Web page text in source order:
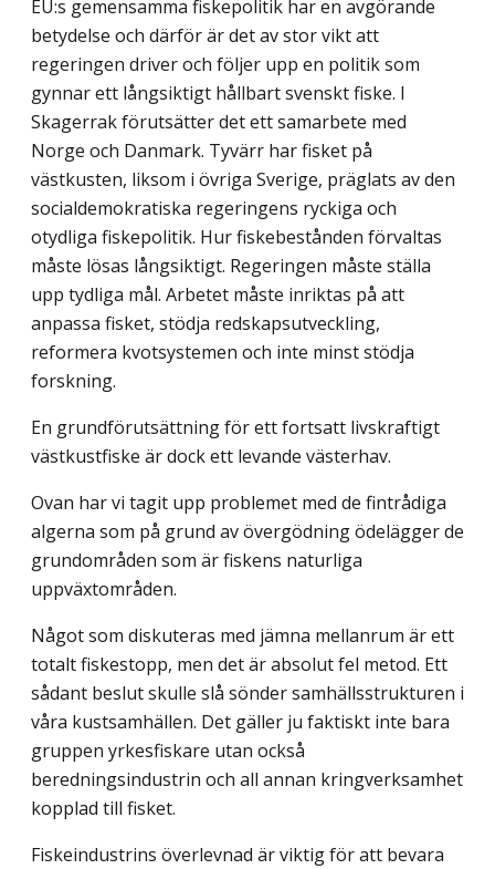
EU:s gemensamma fiskepolitik har en avgörande
betydelse och därför är det av stor vikt att
regeringen driver och följer upp en politik som
gynnar ett långsiktigt hållbart svenskt fiske. I
Skagerrak förutsätter det ett samarbete med
Norge och Danmark. Tyvärr har fisket på
västkusten, liksom i övriga Sverige, präglats av den
socialdemokratiska regeringens ryckiga och
otydliga fiskepolitik. Hur fiskebestånden förvaltas
måste lösas långsiktigt. Regeringen måste ställa
upp tydliga mål. Arbetet måste inriktas på att
anpassa fisket, stödja redskapsutveckling,
reformera kvotsystemen och inte minst stödja
forskning.
En grundförutsättning för ett fortsatt livskraftigt
västkustfiske är dock ett levande västerhav.
Ovan har vi tagit upp problemet med de fintrådiga
algerna som på grund av övergödning ödelägger de
grundområden som är fiskens naturliga
uppväxtområden.
Något som diskuteras med jämna mellanrum är ett
totalt fiskestopp, men det är absolut fel metod. Ett
sådant beslut skulle slå sönder samhällsstrukturen i
våra kustsamhällen. Det gäller ju faktiskt inte bara
gruppen yrkesfiskare utan också
beredningsindustrin och all annan kringverksamhet
kopplad till fisket.
Fiskeindustrins överlevnad är viktig för att bevara